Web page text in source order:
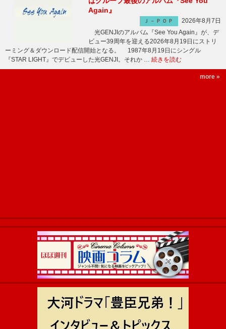
Again』
Ｊ－ＰＯＰ
2026年8月7日
光GENJIのアルバム『See You Again』が、デ
ビュー39周年を迎える2026年8月19日にストリ
ーミング＆ダウンロード配信開始となる。 1987年8月19日にシングル
『STAR LIGHT』でデビューした光GENJI。それか … 続きを読む
more »